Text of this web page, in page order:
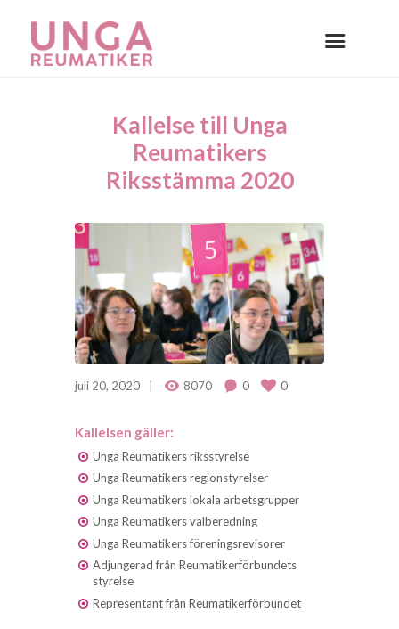
Kallelse till Unga
Reumatikers
Riksstämma 2020
juli 20, 2020 8070 0 0
Kallelsen gäller:
Unga Reumatikers riksstyrelse
Unga Reumatikers regionstyrelser
Unga Reumatikers lokala arbetsgrupper
Unga Reumatikers valberedning
Unga Reumatikers föreningsrevisorer
Adjungerad från Reumatikerförbundets
styrelse
Representant från Reumatikerförbundet